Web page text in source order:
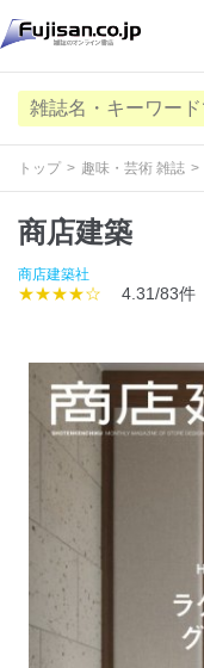
トップ 趣味・芸術 雑誌
商店建築
商店建築社
★★★★☆ 4.31/83件